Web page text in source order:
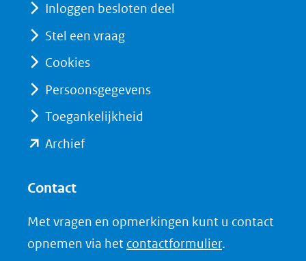
Inloggen besloten deel
Stel een vraag
Cookies
Persoonsgegevens
Toegankelijkheid
Archief(opent
(verwijst
naar
Contact
Met vragen en opmerkingen kunt u contact
opnemen via het contactformulier.